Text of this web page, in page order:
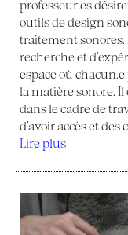
fermeture
pratiques
professeur.es
outils de design
traitement sonores.
recherche et
espace où
la matière sonore.
dans le cadre de
d’avoir accès et des
Lire plus